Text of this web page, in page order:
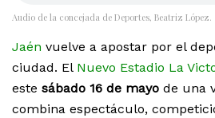
Audio de la concejada de Deportes, Beatriz López.
Jaén vuelve a apostar por el
ciudad. El Nuevo Estadio La
este sábado 16 de mayo de una
combina espectáculo,